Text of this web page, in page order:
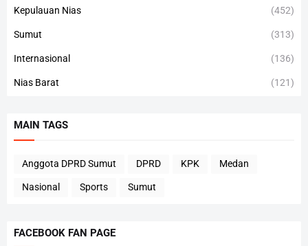
Kepulauan Nias (452)
Sumut (313)
Internasional (136)
Nias Barat (121)
MAIN TAGS
Anggota DPRD Sumut DPRD KPK Medan
Nasional Sports Sumut
FACEBOOK FAN PAGE